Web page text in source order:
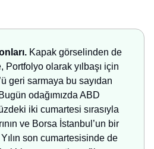
Kapak görselinden de
Portfolyo olarak yılbaşı için
geri sarmaya bu sayıdan
odağımızda ABD
iki cumartesi sırasıyla
ve Borsa İstanbul’un bir
son cumartesisinde de